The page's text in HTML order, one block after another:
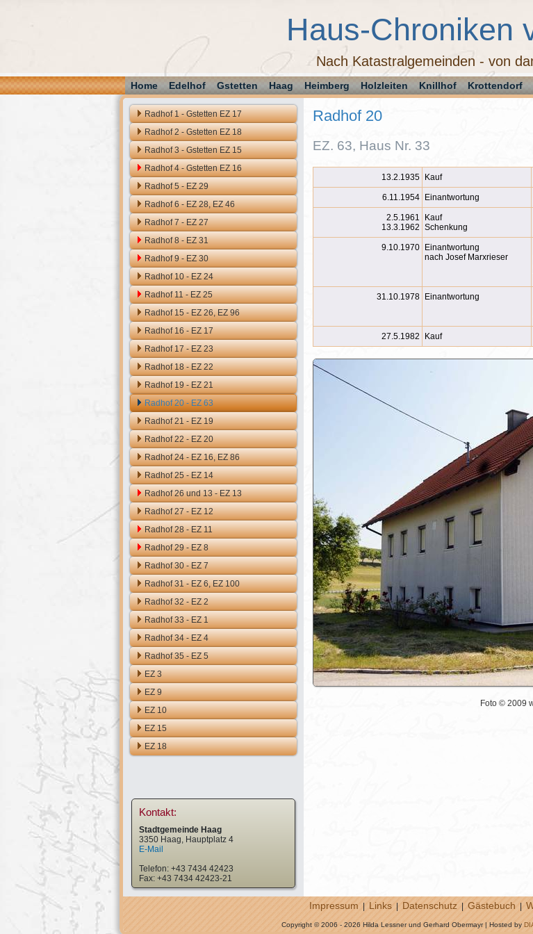
Haus-Chroniken
Nach Katastralgemeinden - von
Home Edelhof Gstetten Haag Heimberg Holzleiten Knillhof Krottendorf
Radhof 1 - Gstetten EZ 17
Radhof 2 - Gstetten EZ 18
Radhof 3 - Gstetten EZ 15
Radhof 4 - Gstetten EZ 16
Radhof 5 - EZ 29
Radhof 6 - EZ 28, EZ 46
Radhof 7 - EZ 27
Radhof 8 - EZ 31
Radhof 9 - EZ 30
Radhof 10 - EZ 24
Radhof 11 - EZ 25
Radhof 15 - EZ 26, EZ 96
Radhof 16 - EZ 17
Radhof 17 - EZ 23
Radhof 18 - EZ 22
Radhof 19 - EZ 21
Radhof 20 - EZ 63
Radhof 21 - EZ 19
Radhof 22 - EZ 20
Radhof 24 - EZ 16, EZ 86
Radhof 25 - EZ 14
Radhof 26 und 13 - EZ 13
Radhof 27 - EZ 12
Radhof 28 - EZ 11
Radhof 29 - EZ 8
Radhof 30 - EZ 7
Radhof 31 - EZ 6, EZ 100
Radhof 32 - EZ 2
Radhof 33 - EZ 1
Radhof 34 - EZ 4
Radhof 35 - EZ 5
EZ 3
EZ 9
EZ 10
EZ 15
EZ 18
Kontakt:
Stadtgemeinde Haag
3350 Haag, Hauptplatz 4
E-Mail
Telefon: +43 7434 42423
Fax: +43 7434 42423-21
Radhof 20
EZ. 63, Haus Nr. 33
13.2.1935 Kauf
6.11.1954 Einantwortung
2.5.1961
13.3.1962
Kauf
Schenkung
9.10.1970
Einantwortung
nach Josef Marxrieser
31.10.1978 Einantwortung
27.5.1982 Kauf
Foto © 2009
Impressum|Links|Datenschutz|Gästebuch|
Copyright © 2006 - 2026 Hilda Lessner und Gerhard Obermayr | Hosted by